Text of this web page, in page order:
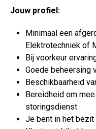
Jouw profiel:
Minimaal een
Elektrotechniek of
Bij voorkeur
Goede beheersing
Beschikbaarheid
Bereidheid om
storingsdienst
Je bent in het bezit